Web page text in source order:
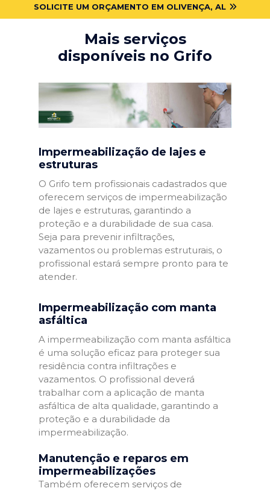
SOLICITE UM ORÇAMENTO EM OLIVENÇA, AL
Mais serviços
disponíveis no Grifo
Impermeabilização de lajes e
estruturas
O Grifo tem profissionais cadastrados que
oferecem serviços de impermeabilização
de lajes e estruturas, garantindo a
proteção e a durabilidade de sua casa.
Seja para prevenir infiltrações,
vazamentos ou problemas estruturais, o
profissional estará sempre pronto para te
atender.
Impermeabilização com manta
asfáltica
A impermeabilização com manta asfáltica
é uma solução eficaz para proteger sua
residência contra infiltrações e
vazamentos. O profissional deverá
trabalhar com a aplicação de manta
asfáltica de alta qualidade, garantindo a
proteção e a durabilidade da
impermeabilização.
Manutenção e reparos em
impermeabilizações
Também oferecem serviços de